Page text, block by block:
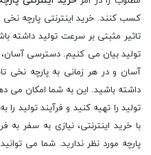
کسب کنند. خرید اینترنتی پارچه نخی
تاثیر مثبتی بر سرعت تولید داشته
تولید بیان می کنیم. دسترسی آسان،
آسان و در هر زمانی به پارچه نخی
داشته باشید. این به شما امکان می
تولید را تهیه کنید و فرآیند تولید
با خرید اینترنتی، نیازی به سفر
پارچه مورد نظر ندارید. شما می